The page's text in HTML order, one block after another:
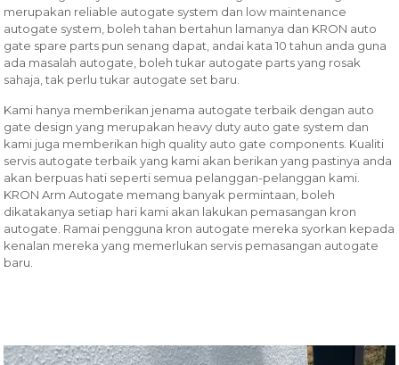
merupakan reliable autogate system dan low maintenance
autogate system, boleh tahan bertahun lamanya dan KRON auto
gate spare parts pun senang dapat, andai kata 10 tahun anda guna
ada masalah autogate, boleh tukar autogate parts yang rosak
sahaja, tak perlu tukar autogate set baru.
Kami hanya memberikan jenama autogate terbaik dengan auto
gate design yang merupakan heavy duty auto gate system dan
kami juga memberikan high quality auto gate components. Kualiti
servis autogate terbaik yang kami akan berikan yang pastinya anda
akan berpuas hati seperti semua pelanggan-pelanggan kami.
KRON Arm Autogate memang banyak permintaan, boleh
dikatakanya setiap hari kami akan lakukan pemasangan kron
autogate. Ramai pengguna kron autogate mereka syorkan kepada
kenalan mereka yang memerlukan servis pemasangan autogate
baru.